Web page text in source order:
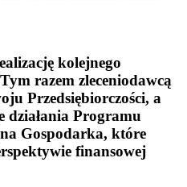
kolejnego
razem zleceniodawcą
Przedsiębiorczości, a
działania Programu
Gospodarka, które
finansowej